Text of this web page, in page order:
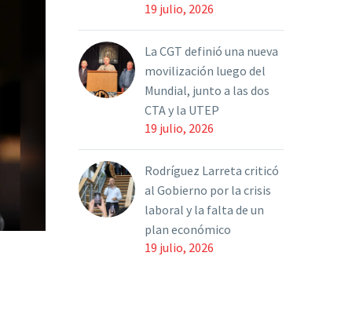
19 julio, 2026
La CGT definió una nueva
movilización luego del
Mundial, junto a las dos
CTA y la UTEP
19 julio, 2026
Rodríguez Larreta criticó
al Gobierno por la crisis
laboral y la falta de un
plan económico
19 julio, 2026